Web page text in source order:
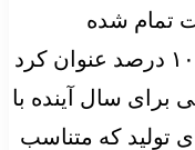
تمام شده
داروهای تولید داخل را تنها حدود ۱۰ درصد عنوان کرد
برای سال آینده با
تولید که متناسب